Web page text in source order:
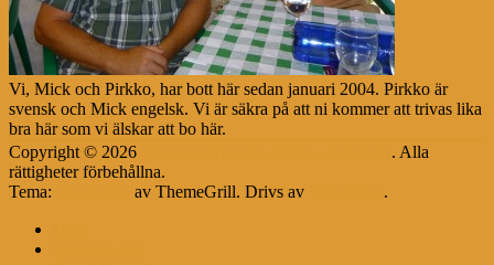
Vi, Mick och Pirkko, har bott här sedan januari 2004. Pirkko är
svensk och Mick engelsk. Vi är säkra på att ni kommer att trivas lika
bra här som vi älskar att bo här.
Copyright © 2026
. Alla
rättigheter förbehållna.
Tema:
av ThemeGrill. Drivs av
.